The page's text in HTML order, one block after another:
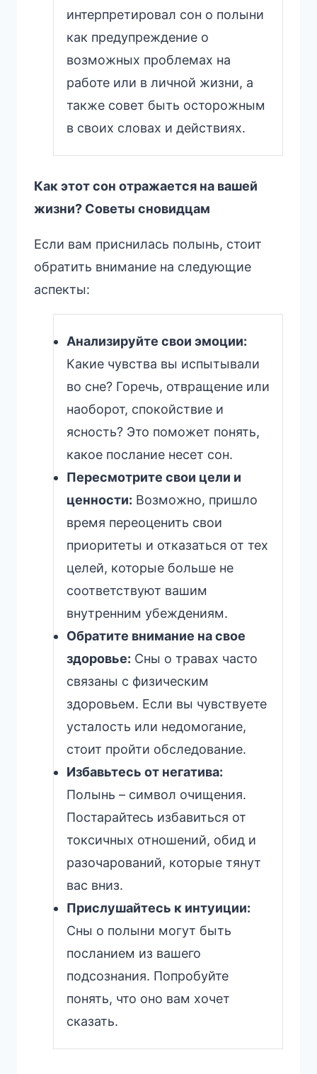
интерпретировал сон о полыни
как предупреждение о
возможных проблемах на
работе или в личной жизни, а
также совет быть осторожным
в своих словах и действиях.
Как этот сон отражается на вашей
жизни? Советы сновидцам
Если вам приснилась полынь, стоит
обратить внимание на следующие
аспекты:
Анализируйте свои эмоции:
Какие чувства вы испытывали
во сне? Горечь, отвращение или
наоборот, спокойствие и
ясность? Это поможет понять,
какое послание несет сон.
Пересмотрите свои цели и
ценности: Возможно, пришло
время переоценить свои
приоритеты и отказаться от тех
целей, которые больше не
соответствуют вашим
внутренним убеждениям.
Обратите внимание на свое
здоровье: Сны о травах часто
связаны с физическим
здоровьем. Если вы чувствуете
усталость или недомогание,
стоит пройти обследование.
Избавьтесь от негатива:
Полынь – символ очищения.
Постарайтесь избавиться от
токсичных отношений, обид и
разочарований, которые тянут
вас вниз.
Прислушайтесь к интуиции:
Сны о полыни могут быть
посланием из вашего
подсознания. Попробуйте
понять, что оно вам хочет
сказать.